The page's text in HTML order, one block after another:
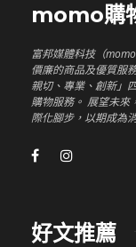
momo購
富邦媒體科技（
價廉的商品及優質服
親切、專業、創新」
購物服務。 展望未來
際化腳步，以期成為
好文推薦